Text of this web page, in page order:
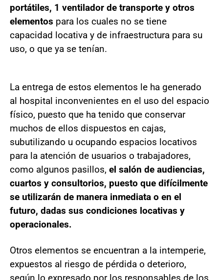
portátiles, 1 ventilador de transporte y otros
elementos para los cuales no se tiene
capacidad locativa y de infraestructura para su
uso, o que ya se tenían.
La entrega de estos elementos le ha generado
al hospital inconvenientes en el uso del espacio
físico, puesto que ha tenido que conservar
muchos de ellos dispuestos en cajas,
subutilizando u ocupando espacios locativos
para la atención de usuarios o trabajadores,
como algunos pasillos, el salón de audiencias,
cuartos y consultorios, puesto que difícilmente
se utilizarán de manera inmediata o en el
futuro, dadas sus condiciones locativas y
operacionales.
Otros elementos se encuentran a la intemperie,
expuestos al riesgo de pérdida o deterioro,
según lo expresado por los responsables de los